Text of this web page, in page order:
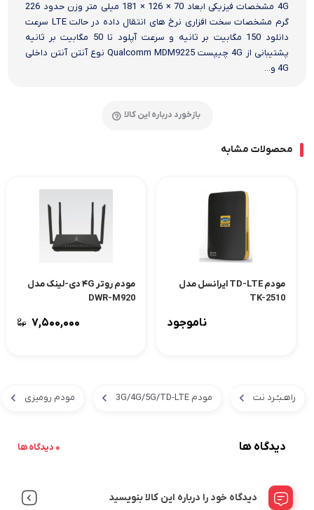
4G مشخصات فیزیکی ابعاد 70 × 126 × 181 میلی متر وزن حدود 226
گرم مشخصات سخت افزاری نرخ های انتقال داده در حالت LTE سرعت
دانلود 150 مگابیت بر ثانیه و سرعت آپلود تا 50 مگابیت بر ثانیه
پشتیبانی از 4G چیپست Qualcomm MDM9225 نوع آنتن آنتن داخلی
4G و...
بازخورد درباره این کالا
محصولات مشابه
مودم TD-LTE ایرانسل مدل
TK-2510
ناموجود
مودم روتر ۴G دی-لینک مدل
DWR-M920
۷,۵۰۰,۰۰۰
راهـبـُـرد نت مودم 3G/4G/5G/TD-LTE مودم رومیزی
دیدگاه ها 0 دیدگاه ها
دیدگاه خود را درباره این کالا بنویسید